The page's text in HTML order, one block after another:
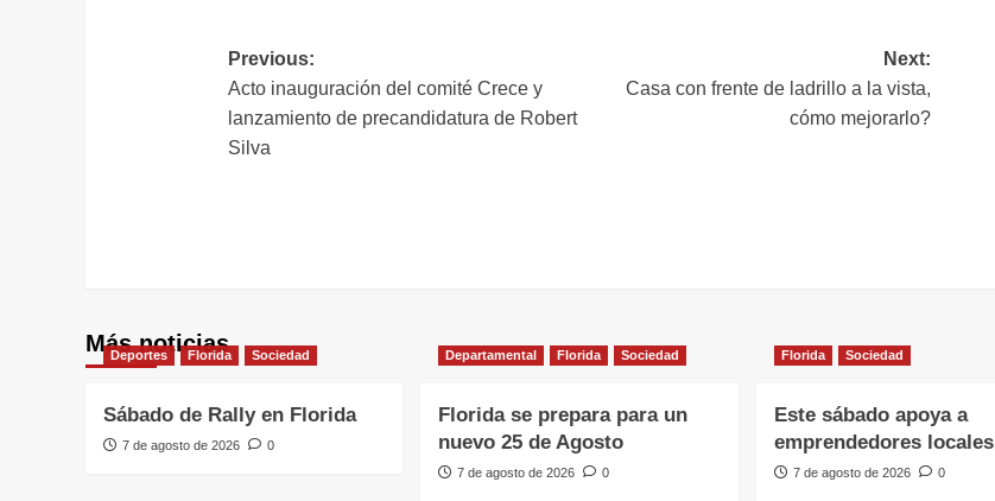
Navegación
de
entradas
Previous:
Acto inauguración del comité Crece y
lanzamiento de precandidatura de Robert
Silva
Next:
Casa con frente de ladrillo a la vista,
cómo mejorarlo?
Más noticias
Deportes Florida Sociedad
Sábado de Rally en Florida
7 de agosto de 2026 0
Departamental Florida Sociedad
Florida se prepara para un
nuevo 25 de Agosto
7 de agosto de 2026 0
Florida Sociedad
Este sábado apoya a
emprendedores locales
7 de agosto de 2026 0